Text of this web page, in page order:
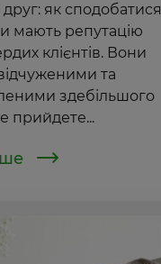
друг: як сподобатися
мають репутацію
клієнтів. Вони
та
здебільшого
прийдете...